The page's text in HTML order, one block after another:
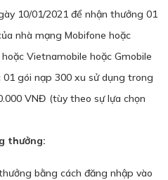
10/01/2021 để nhận thưởng 01
nhà mạng Mobifone hoặc
Vietnamobile hoặc Gmobile
gói nạp 300 xu sử dụng trong
VNĐ (tùy theo sự lựa chọn
thưởng:
bằng cách đăng nhập vào